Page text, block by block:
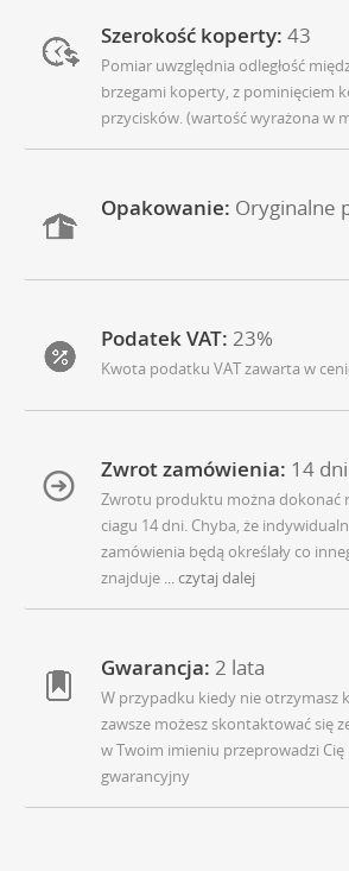
Szerokość koperty: 43
Pomiar uwzględnia odległość
brzegami koperty, z pominięciem
przycisków. (wartość wyrażona w
Opakowanie: Oryginalne
Podatek VAT: 23%
Kwota podatku VAT zawarta w
Zwrot zamówienia: 14 dni
Zwrotu produktu można dokonać
ciagu 14 dni. Chyba, że
zamówienia będą określały co
znajduje ... czytaj dalej
Gwarancja: 2 lata
W przypadku kiedy nie otrzymasz
zawsze możesz skontaktować się
w Twoim imieniu przeprowadzi Cię
gwarancyjny